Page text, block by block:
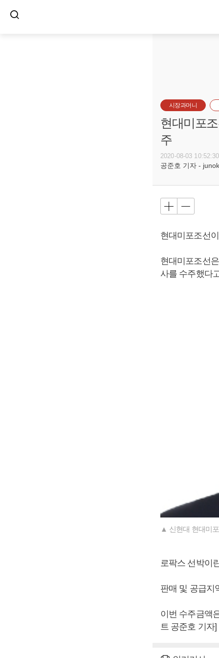
시장과머니
현대미포
주
2020-08-03 10:52:30
공준호 기자 -
현대미포조선
현대미포조선
사를 수주했다
▲ 신현대 현대미
로팍스 선박이
판매 및 공급지
이번 수주금액
트 공준호 기자]